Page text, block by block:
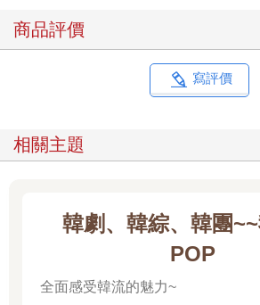
2. 清晰明瞭
《經濟學人》的文章應該像散文，有起承
娓娓道來。若是社論或分析性較強的文章
一旦掌握箇中訣竅，只需用簡單直白的語
只是短，意思也很清楚。英語有不少簡短
好的句子，這些短語能起到特殊的作用（
商品評價
寫評價
相關主題
韓劇、韓綜、韓團
POP
全面感受韓流的魅力~